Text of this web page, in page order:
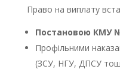
Право на виплату
Постановою КМУ
Профільними
(ЗСУ, НГУ, ДПСУ